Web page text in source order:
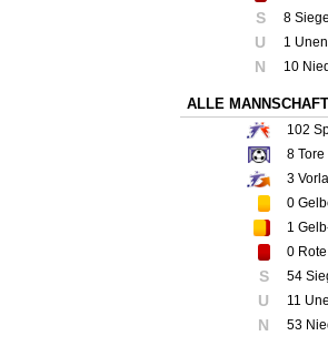
S 8
U 1
N 10
ALLE
102
8 Tore
3
0
1
0
S 54
U 11
N 53